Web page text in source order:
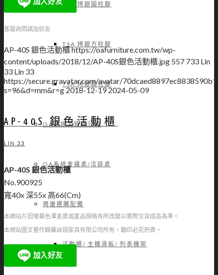
TSB 烤銀圓柱腳
TSA 烤銀方柱腳
TSA 烤銀圓柱腳
OA高級主管辦公桌
OA系統會議桌/洽談桌
周邊選購配備
活動櫃/ 主機滑板/ 列表機架
客服詢問請加好友
AP-40S 銀色活動櫃https://oafurniture.com.tw/wp-
content/uploads/2018/12/AP-40S銀色活動櫃.jpg 557 733 Lin
33 Lin 33
https://secure.gravatar.com/avatar/
s=96&d=mm&r=g2018-12-192024-05-09
AP-40S 銀色活動櫃
LIN 33
AP-40S 銀色活動櫃
No.900925
寬40x 深55x 高66(Cm)
本網站片因螢幕色澤差異或產品規格有所改變以實際交貨成品為準。
本網站圖文著作歸屬詠翊家具有限公司所有，翻印必究刑責。